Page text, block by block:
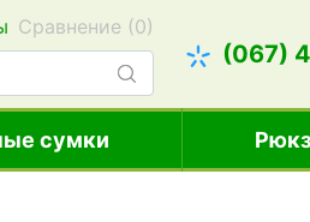
Сравнение (0)
(067)
сумки